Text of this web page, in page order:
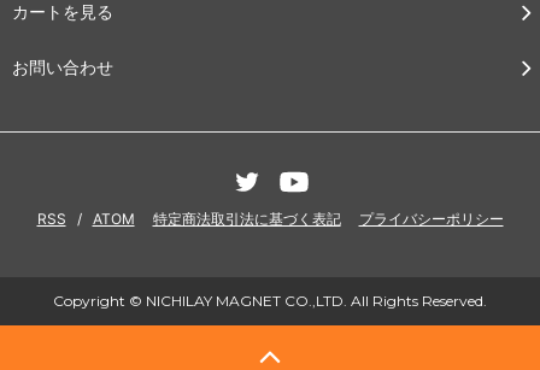
カートを見る
お問い合わせ
RSS / ATOM 特定商法取引法に基づく表記 プライバシーポリシー
Copyright © NICHILAY MAGNET CO.,LTD. All Rights Reserved.